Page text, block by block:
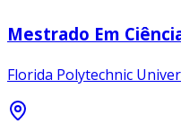
Mestrado Em
Florida Polytechnic